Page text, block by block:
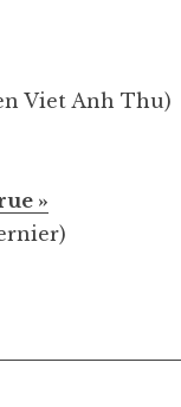
Viet Anh Thu)
»